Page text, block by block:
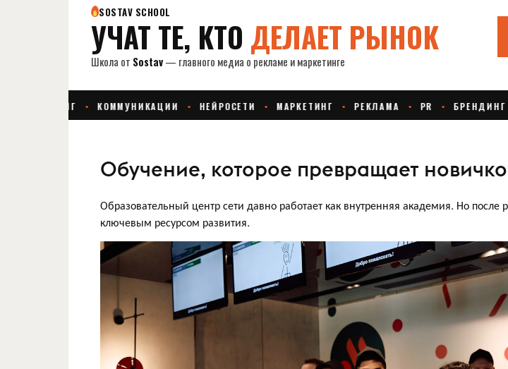
Обучение, которое превращает
Образовательный центр сети давно работает как внутренняя академия. Но после
ключевым ресурсом развития.